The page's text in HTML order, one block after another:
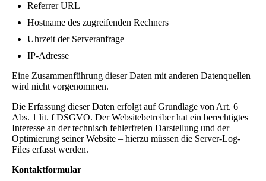
Referrer URL
Hostname des zugreifenden Rechners
Uhrzeit der Serveranfrage
IP-Adresse
Eine Zusammenführung dieser Daten mit anderen Datenquellen
wird nicht vorgenommen.
Die Erfassung dieser Daten erfolgt auf Grundlage von Art. 6
Abs. 1 lit. f DSGVO. Der Websitebetreiber hat ein berechtigtes
Interesse an der technisch fehlerfreien Darstellung und der
Optimierung seiner Website – hierzu müssen die Server-Log-
Files erfasst werden.
Kontaktformular